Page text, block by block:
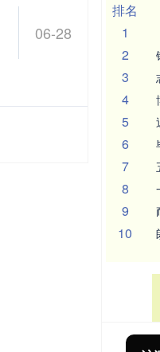
06-28
排名
1
2
3
4
5
6
7
8
9
10